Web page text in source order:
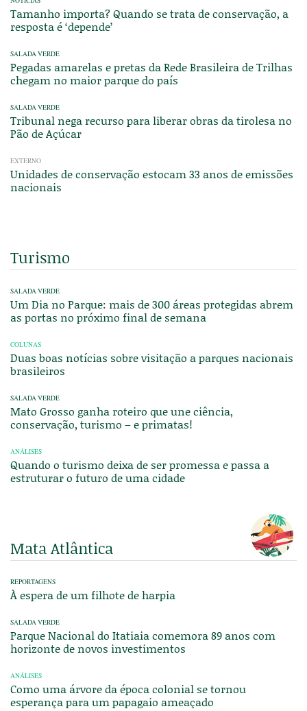
Tamanho importa? Quando se trata de conservação, a
resposta é ‘depende’
SALADA VERDE
Pegadas amarelas e pretas da Rede Brasileira de Trilhas
chegam no maior parque do país
SALADA VERDE
Tribunal nega recurso para liberar obras da tirolesa no
Pão de Açúcar
EXTERNO
Unidades de conservação estocam 33 anos de emissões
nacionais
Turismo
SALADA VERDE
Um Dia no Parque: mais de 300 áreas protegidas abrem
as portas no próximo final de semana
COLUNAS
Duas boas notícias sobre visitação a parques nacionais
brasileiros
SALADA VERDE
Mato Grosso ganha roteiro que une ciência,
conservação, turismo – e primatas!
ANÁLISES
Quando o turismo deixa de ser promessa e passa a
estruturar o futuro de uma cidade
Mata Atlântica
REPORTAGENS
À espera de um filhote de harpia
SALADA VERDE
Parque Nacional do Itatiaia comemora 89 anos com
horizonte de novos investimentos
ANÁLISES
Como uma árvore da época colonial se tornou
esperança para um papagaio ameaçado